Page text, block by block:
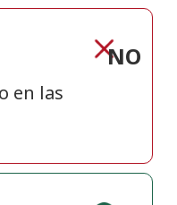
en las
NO